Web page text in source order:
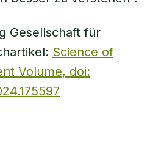
Gesellschaft für
Science of
Volume, doi: